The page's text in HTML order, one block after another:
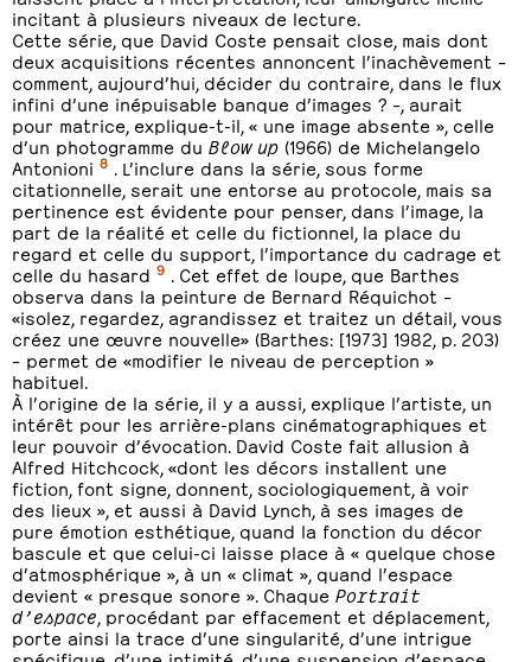
incitant à plusieurs niveaux de lecture.
Cette série, que David Coste pensait close, mais dont
deux acquisitions récentes annoncent l’inachèvement –
comment, aujourd’hui, décider du contraire, dans le flux
infini d’une inépuisable banque d’images ? –, aurait
pour matrice, explique-t-il, « une image absente », celle
d’un photogramme du Blow up (1966) de Michelangelo
Antonioni 8
. L’inclure dans la série, sous forme
citationnelle, serait une entorse au protocole, mais sa
pertinence est évidente pour penser, dans l’image, la
part de la réalité et celle du fictionnel, la place du
regard et celle du support, l’importance du cadrage et
celle du hasard 9
. Cet effet de loupe, que Barthes
observa dans la peinture de Bernard Réquichot –
«isolez, regardez, agrandissez et traitez un détail, vous
créez une œuvre nouvelle» (Barthes: [1973] 1982, p. 203)
– permet de «modifier le niveau de perception »
habituel.
À l’origine de la série, il y a aussi, explique l’artiste, un
intérêt pour les arrière-plans cinématographiques et
leur pouvoir d’évocation. David Coste fait allusion à
Alfred Hitchcock, «dont les décors installent une
fiction, font signe, donnent, sociologiquement, à voir
des lieux », et aussi à David Lynch, à ses images de
pure émotion esthétique, quand la fonction du décor
bascule et que celui-ci laisse place à « quelque chose
d’atmosphérique », à un « climat », quand l’espace
devient « presque sonore ». Chaque Portrait
d’espace , procédant par effacement et déplacement,
porte ainsi la trace d’une singularité, d’une intrigue